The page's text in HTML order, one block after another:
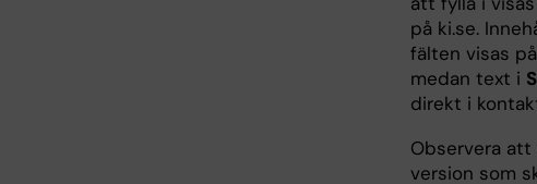
på ki.se.
fälten visas
medan text i
direkt i
Observera
version som